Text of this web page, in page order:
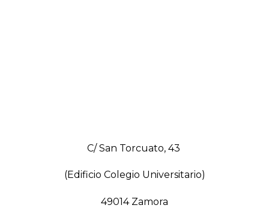
C/ San Torcuato, 43
(Edificio Colegio Universitario)
49014 Zamora